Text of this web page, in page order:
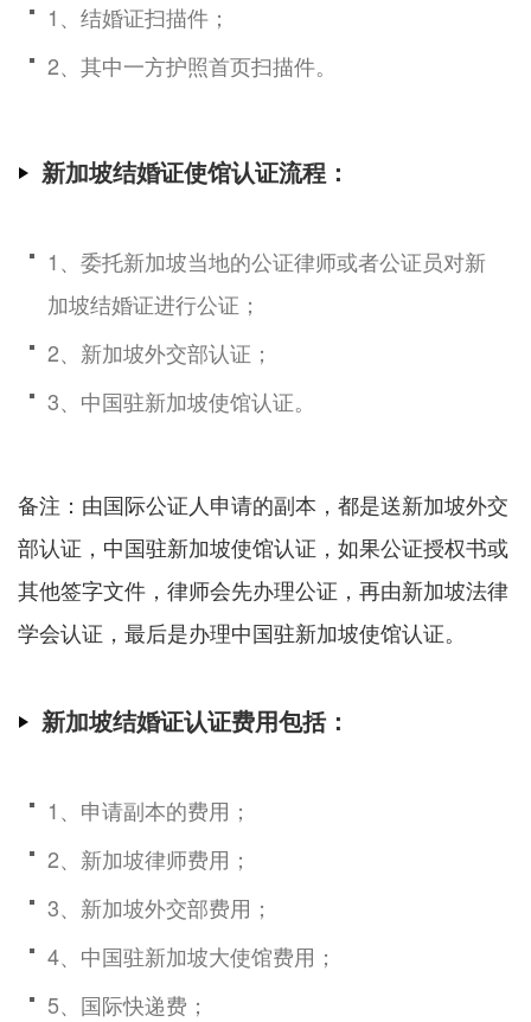
1、结婚证扫描件；
2、其中一方护照首页扫描件。
新加坡结婚证使馆认证流程：
1、委托新加坡当地的公证律师或者公证员对新
加坡结婚证进行公证；
2、新加坡外交部认证；
3、中国驻新加坡使馆认证。
备注：由国际公证人申请的副本，都是送新加坡外交
部认证，中国驻新加坡使馆认证，如果公证授权书或
其他签字文件，律师会先办理公证，再由新加坡法律
学会认证，最后是办理中国驻新加坡使馆认证。
新加坡结婚证认证费用包括：
1、申请副本的费用；
2、新加坡律师费用；
3、新加坡外交部费用；
4、中国驻新加坡大使馆费用；
5、国际快递费；